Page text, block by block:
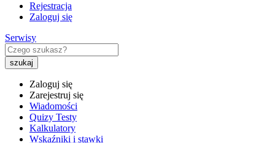
Rejestracja
Zaloguj się
Serwisy
Zaloguj się
Zarejestruj się
Wiadomości
Quizy Testy
Kalkulatory
Wskaźniki i stawki